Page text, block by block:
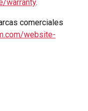
warranty.
comerciales
website-